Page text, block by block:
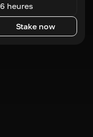
6 heures
Stake now